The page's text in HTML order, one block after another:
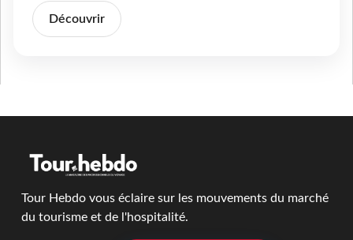
Découvrir
Tour Hebdo vous éclaire sur les mouvements du marché
du tourisme et de l'hospitalité.